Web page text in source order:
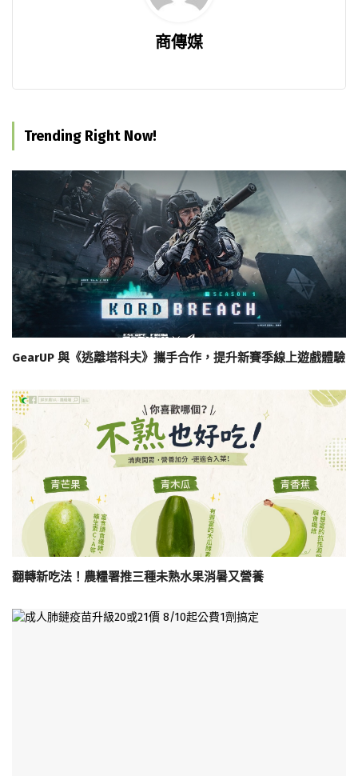
商傳媒
Trending Right Now!
GearUP 與《逃離塔科夫》攜手合作，提升新賽季線上遊戲體驗
翻轉新吃法！農糧署推三種未熟水果消暑又營養